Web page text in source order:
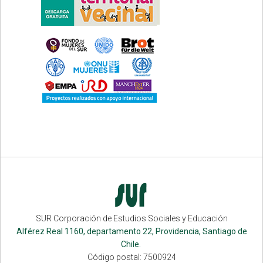
SUR Corporación de Estudios Sociales y Educación
Alférez Real 1160, departamento 22, Providencia, Santiago de
Chile.
Código postal: 7500924